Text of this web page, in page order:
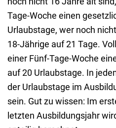
Tage-Woche einen
Urlaubstage, wer noch
18-Jährige auf 21 Tage.
einer Fünf-Tage-Woche
auf 20 Urlaubstage. In
der Urlaubstage im
sein. Gut zu wissen: Im
letzten Ausbildungsjahr